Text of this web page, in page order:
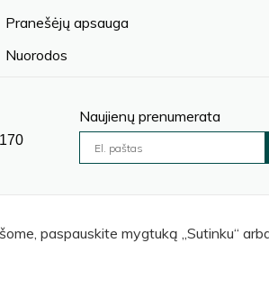
Pranešėjų apsauga
Nuorodos
Naujienų prenumerata
paspauskite mygtuką „Sutinku“